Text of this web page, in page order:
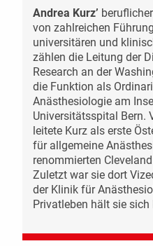
Andrea Kurz’
von zahlreichen
universitären und
zählen die Leitung der
Research an der
die Funktion als
Anästhesiologie am
Universitätsspital Bern.
leitete Kurz als erste
für allgemeine
renommierten
Zuletzt war sie dort
der Klinik für
Privatleben hält sie sich